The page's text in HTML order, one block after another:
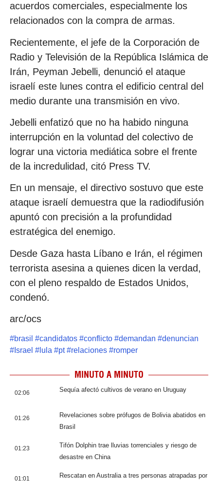
acuerdos comerciales, especialmente los
relacionados con la compra de armas.
Recientemente, el jefe de la Corporación de
Radio y Televisión de la República Islámica de
Irán, Peyman Jebelli, denunció el ataque
israelí este lunes contra el edificio central del
medio durante una transmisión en vivo.
Jebelli enfatizó que no ha habido ninguna
interrupción en la voluntad del colectivo de
lograr una victoria mediática sobre el frente
de la incredulidad, citó Press TV.
En un mensaje, el directivo sostuvo que este
ataque israelí demuestra que la radiodifusión
apuntó con precisión a la profundidad
estratégica del enemigo.
Desde Gaza hasta Líbano e Irán, el régimen
terrorista asesina a quienes dicen la verdad,
con el pleno respaldo de Estados Unidos,
condenó.
arc/ocs
#brasil #candidatos #conflicto #demandan #denuncian
# Israel # lula #pt#relaciones #romper
MINUTO A MINUTO
02:06 Sequía afectó cultivos de verano en Uruguay
01:26
Revelaciones sobre prófugos de Bolivia abatidos en
Brasil
01:23
Tifón Dolphin trae lluvias torrenciales y riesgo de
desastre en China
01:01
Rescatan en Australia a tres personas atrapadas por